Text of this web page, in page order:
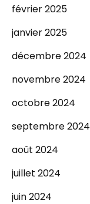
février 2025
janvier 2025
décembre 2024
novembre 2024
octobre 2024
septembre 2024
août 2024
juillet 2024
juin 2024